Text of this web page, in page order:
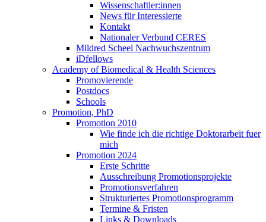
Wissenschaftler:innen
News für Interessierte
Kontakt
Nationaler Verbund CERES
Mildred Scheel Nachwuchszentrum
iDfellows
Academy of Biomedical & Health Sciences
Promovierende
Postdocs
Schools
Promotion, PhD
Promotion 2010
Wie finde ich die richtige Doktorarbeit fuer
mich
Promotion 2024
Erste Schritte
Ausschreibung Promotionsprojekte
Promotionsverfahren
Strukturiertes Promotionsprogramm
Termine & Fristen
Links & Downloads